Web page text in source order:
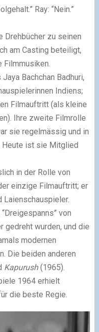
Ray: “Nein.”
Drehbücher zu seinen
am Casting beteiligt,
Filmmusiken.
Bachchan Badhuri,
Indiens;
Filmauftritt (als kleine
Ihre zweite Filmrolle
sie regelmässig und in
Heute ist sie Mitglied
in der Rolle von
einzige Filmauftritt; er
Laienschauspieler.
von
gedreht wurden, und die
modernen
Die beiden anderen
Kapurush(1965).
1964 erhielt
die beste Regie.